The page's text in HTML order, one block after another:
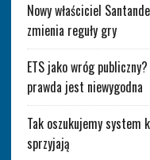
Nowy właściciel
zmienia reguły gry
ETS jako wróg
prawda jest niewygodna
Tak oszukujemy system
sprzyjają